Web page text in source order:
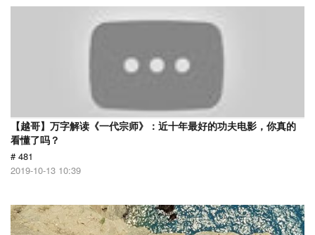
【越哥】万字解读《一代宗师》：近十年最好的功夫电影，你真的
看懂了吗？
# 481
2019-10-13 10:39